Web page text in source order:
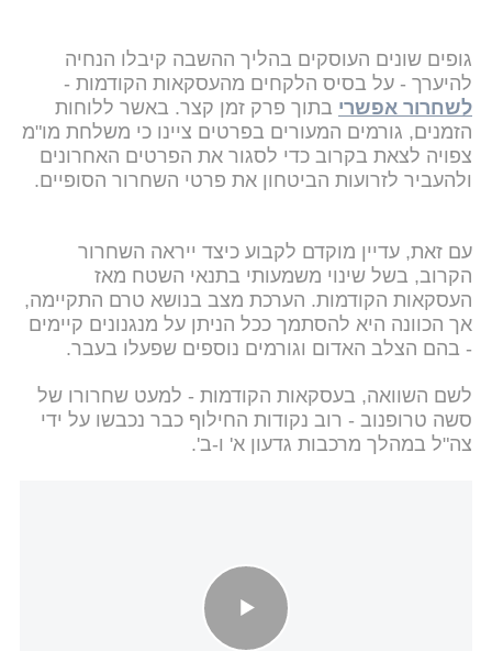
גופים שונים העוסקים בהליך ההשבה קיבלו הנחיה
להיערך - על בסיס הלקחים מהעסקאות הקודמות -
לשחרור אפשרי בתוך פרק זמן קצר. באשר ללוחות
הזמנים, גורמים המעורים בפרטים ציינו כי משלחת מו"מ
צפויה לצאת בקרוב כדי לסגור את הפרטים האחרונים
ולהעביר לזרועות הביטחון את פרטי השחרור הסופיים.
עם זאת, עדיין מוקדם לקבוע כיצד ייראה השחרור
הקרוב, בשל שינוי משמעותי בתנאי השטח מאז
העסקאות הקודמות. הערכת מצב בנושא טרם התקיימה,
אך הכוונה היא להסתמך ככל הניתן על מנגנונים קיימים
- בהם הצלב האדום וגורמים נוספים שפעלו בעבר.
לשם השוואה, בעסקאות הקודמות - למעט שחרורו של
סשה טרופנוב - רוב נקודות החילוף כבר נכבשו על ידי
צה"ל במהלך מרכבות גדעון א' ו-ב'.